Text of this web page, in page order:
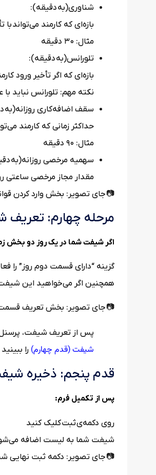
شناوری(به دقیقه):
بازه‌ای که کارمند می‌تواند
مثال: ۳۰ دقیقه
تلورانس(به دقیقه):
بازه‌ای که اگر تأخیر ورود
نکته مهم: تلورانس نباید با
سقف اضافه‌کاری روزانه(به
حداکثر زمانی که کارمند
مثال: ۹۰ دقیقه
سهمیه مرخصی روزانه(به
مقدار مجاز مرخصی ساعتی روزانه برای
📷 جای تصویر: بخش وارد کردن
مرحله چهارم:
اگر شیفت شما در یک روز دو بخش زمانی دارد
گزینه “دارای قسمت دوم روز” را
همچنین اگر می‌خواهید این شیفت
📷 جای تصویر: بخش تعریف قسمت
پس از تعریف شیفت،
شیفت (قدم چهارم) را
قدم پنجم: ذخیره
پس از تکمیل فرم:
روی دکمه‌ی ثبت کلیک کنید
شیفت شما به لیست اضافه
📷 جای تصویر: دکمه ثبت